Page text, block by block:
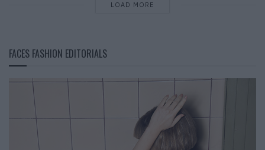
LOAD MORE
FACES FASHION EDITORIALS